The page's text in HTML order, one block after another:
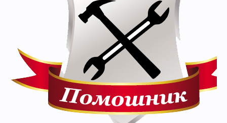
Прошедшие встречи клуба: 1.2 .4.5.6.7 .
. 17 20. 21.22.
Ближайшие мероприятия: 16 Августа 2026 года, 11
лет клубу!